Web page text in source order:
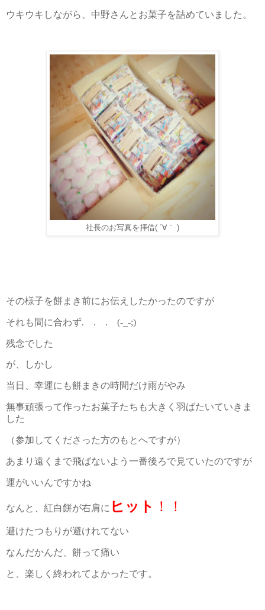
ウキウキしながら、中野さんとお菓子を詰めていました。
社長のお写真を拝借( ´∀｀ )
その様子を餅まき前にお伝えしたかったのですが
それも間に合わず. . . (-_-;)
残念でした
が、しかし
当日、幸運にも餅まきの時間だけ雨がやみ
無事頑張って作ったお菓子たちも大きく羽ばたいていきま
した
（参加してくださった方のもとへですが）
あまり遠くまで飛ばないよう一番後ろで見ていたのですが
運がいいんですかね
なんと、紅白餅が右肩に ヒット ！！
避けたつもりが避けれてない
なんだかんだ、餅って痛い
と、楽しく終われてよかったです。